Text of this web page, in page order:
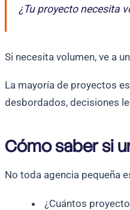
¿Tu proyecto necesita
Si necesita volumen, ve a
La mayoría de proyectos
desbordados, decisiones
Cómo saber si
No toda agencia pequeña
¿Cuántos